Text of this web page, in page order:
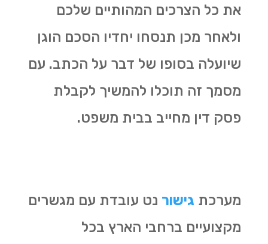
את כל הצרכים המהותיים שלכם
ולאחר מכן תנסחו יחדיו הסכם הוגן
שיועלה בסופו של דבר על הכתב. עם
מסמך זה תוכלו להמשיך לקבלת
פסק דין מחייב בבית משפט.
מערכת גישור נט עובדת עם מגשרים
מקצועיים ברחבי הארץ בכל